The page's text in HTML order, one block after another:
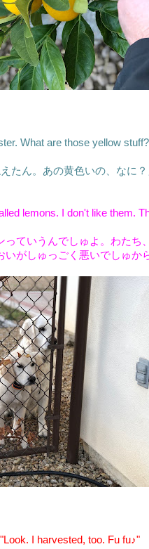
What are those yellow
たん。あの黄色いの、なに ？
lemons. I don't like them.
ていうんでしゅよ。わたち
いがしゅっごく悪いでしゅか
I harvested, too. Fu fu♪"